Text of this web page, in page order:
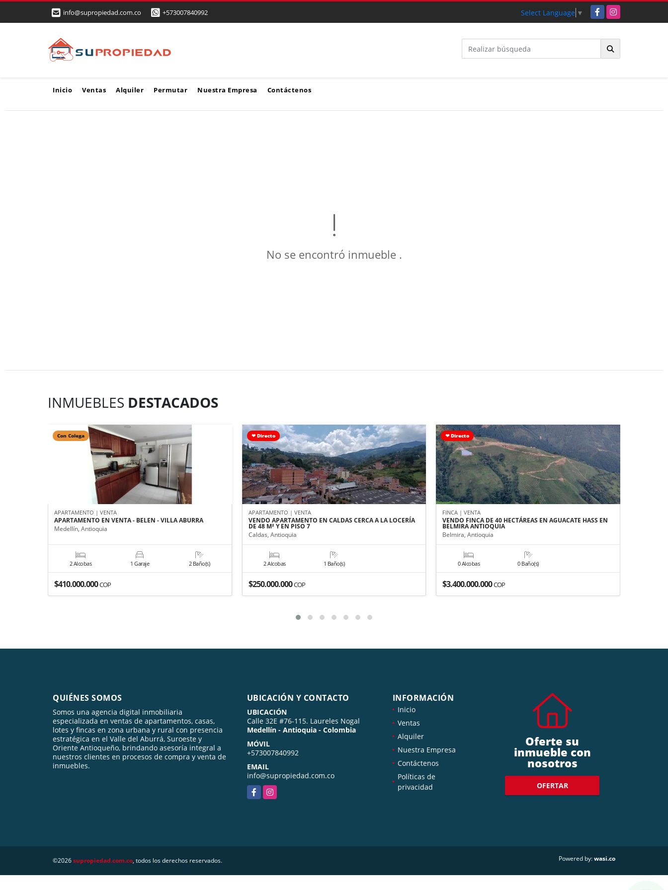
info@supropiedad.com.co +573007840992 Select Language ▼ FacebookInstagram
Inicio Ventas Alquiler Permutar Nuestra Empresa Contáctenos
No se encontró inmueble .
INMUEBLES DESTACADOS
Con Colega
APARTAMENTO | VENTA
APARTAMENTO EN VENTA - BELEN - VILLA ABURRA
Medellín, Antioquia
2 Alcobas 1 Garaje 2 Baño(s)
$410.000.000COP
❤ Directo
APARTAMENTO | VENTA
VENDO APARTAMENTO EN CALDAS CERCA A LA LOCERÍA
DE 48 M² Y EN PISO 7
Caldas, Antioquia
2 Alcobas 1 Baño(s)
$250.000.000COP
❤ Directo
FINCA | VENTA
VENDO FINCA DE 40 HECTÁREAS EN AGUACATE HASS EN
BELMIRA ANTIOQUIA
Belmira, Antioquia
0 Alcobas 0 Baño(s)
$3.400.000.000COP
QUIÉNES SOMOS
Somos una agencia digital inmobiliaria
especializada en ventas de apartamentos, casas,
lotes y fincas en zona urbana y rural con presencia
estratégica en el Valle del Aburrá, Suroeste y
Oriente Antioqueño, brindando asesoría integral a
nuestros clientes en procesos de compra y venta de
inmuebles.
UBICACIÓN Y CONTACTO
UBICACIÓN
Calle 32E #76-115. Laureles Nogal
Medellín - Antioquia - Colombia
MÓVIL
+573007840992
EMAIL
info@supropiedad.com.co
FacebookInstagram
INFORMACIÓN
Inicio
Ventas
Alquiler
Nuestra Empresa
Contáctenos
Políticas de
privacidad
Oferte su
inmueble con
nosotros
OFERTAR
©2026supropiedad.com.co, todos los derechos reservados. Powered by:wasi.co